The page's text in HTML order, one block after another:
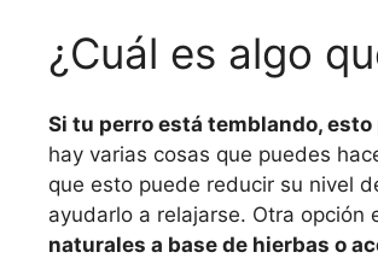
¿Cuál es algo
Si tu perro está temblando,
hay varias cosas que puedes
que esto puede reducir su nivel
ayudarlo a relajarse. Otra
naturales a base de hierbas o